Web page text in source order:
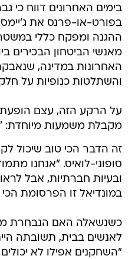
בימים האחרונים דווח כי
בפורט-או-פרנס את
ההגנה ומפקח כללי
מאנשי הביטחון הבכירים
האחרונות במדינה,
והשתלטות כנופיות על
על הרקע הזה, עצם
מקבלת משמעות מיוחדת:
זה הדבר הכי טוב שיכול
סופוני-לואיס. "אנחנו
ובעיות חברתיות, אבל
במונדיאל זו הפרסומת
כשנשאלה האם הנבחרת
לאנשים בבית, תשובתה
"השחקנים אפילו לא